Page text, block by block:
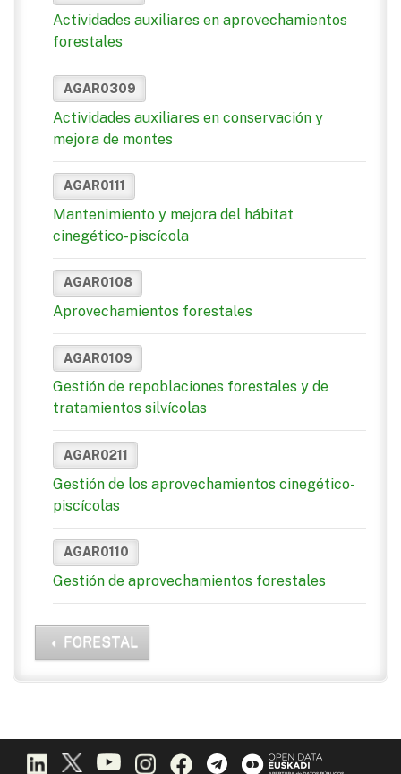
Actividades auxiliares en aprovechamientos
forestales
AGAR0309
Actividades auxiliares en conservación y
mejora de montes
AGAR0111
Mantenimiento y mejora del hábitat
cinegético-piscícola
AGAR0108
Aprovechamientos forestales
AGAR0109
Gestión de repoblaciones forestales y de
tratamientos silvícolas
AGAR0211
Gestión de los aprovechamientos cinegético-
piscícolas
AGAR0110
Gestión de aprovechamientos forestales
FORESTAL